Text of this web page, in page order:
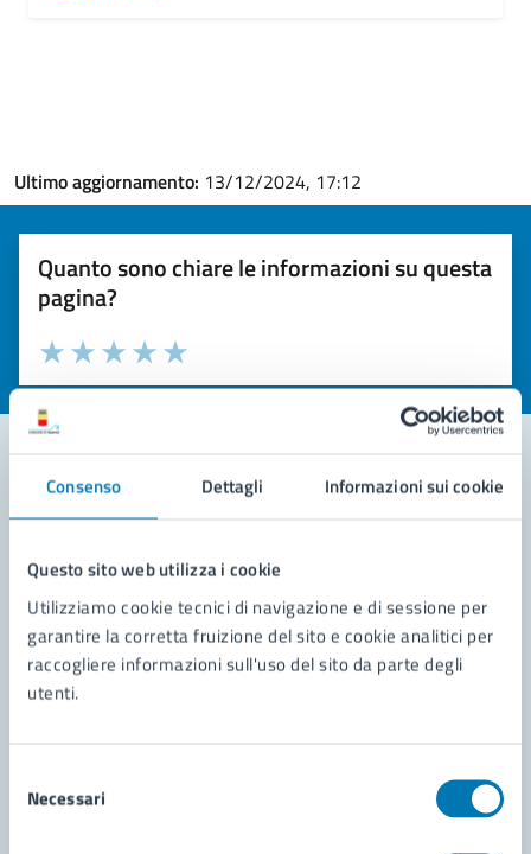
Consenso Dettagli Informazioni sui cookie
Questo sito web utilizza i cookie
Utilizziamo cookie tecnici di navigazione e di sessione per
garantire la corretta fruizione del sito e cookie analitici per
raccogliere informazioni sull'uso del sito da parte degli
utenti.
delNecessari
Ultimo aggiornamento: 13/12/2024, 17:12
Quanto sono chiare le informazioni su questa
pagina?
Valuta la chiarezza delle informazioni (da 1 a 5 stelle)
Seleziona il numero di stelle per valutare la chiarezza delle
Valuta 5 stelle su 5
Valuta 4 stelle su 5
Valuta 3 stelle su 5
Valuta 2 stelle su 5
Valuta 1 stelle su 5
Contatta il comune
Leggi le domande frequenti
Richiedi assistenza
Prenota appuntamento